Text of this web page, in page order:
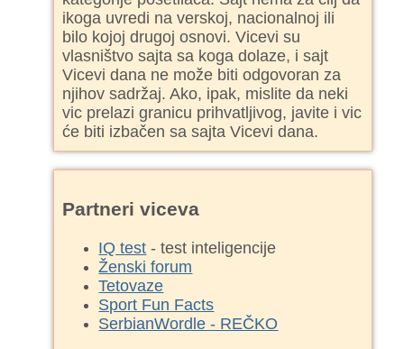
ikoga uvredi na verskoj, nacionalnoj ili
bilo kojoj drugoj osnovi. Vicevi su
vlasništvo sajta sa koga dolaze, i sajt
Vicevi dana ne može biti odgovoran za
njihov sadržaj. Ako, ipak, mislite da neki
vic prelazi granicu prihvatljivog, javite i vic
će biti izbačen sa sajta Vicevi dana.
Partneri viceva
IQ test - test inteligencije
Ženski forum
Tetovaze
Sport Fun Facts
SerbianWordle - REČKO